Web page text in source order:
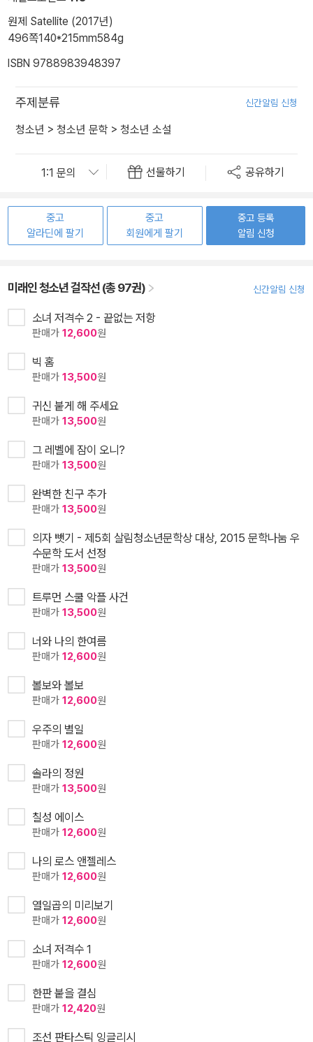
원제 Satellite (2017년)
496쪽140*215mm584g
ISBN 9788983948397
주제분류 신간알림 신청
청소년 > 청소년 문학 > 청소년 소설
선물하기 공유하기
중고
알라딘에 팔기
중고
회원에게 팔기
중고 등록
알림 신청
미래인 청소년 걸작선 (총 97권) 신간알림 신청
소녀 저격수 2 - 끝없는 저항
판매가 12,600원
빅 홈
판매가 13,500원
귀신 붙게 해 주세요
판매가 13,500원
그 레벨에 잠이 오니?
판매가 13,500원
완벽한 친구 추가
판매가 13,500원
의자 뺏기 - 제5회 살림청소년문학상 대상, 2015 문학나눔 우
수문학 도서 선정
판매가 13,500원
트루먼 스쿨 악플 사건
판매가 13,500원
너와 나의 한여름
판매가 12,600원
볼보와 볼보
판매가 12,600원
우주의 별일
판매가 12,600원
솔라의 정원
판매가 13,500원
칠성 에이스
판매가 12,600원
나의 로스 앤젤레스
판매가 12,600원
열일곱의 미리보기
판매가 12,600원
소녀 저격수 1
판매가 12,600원
한판 붙을 결심
판매가 12,420원
조선 판타스틱 잉글리시